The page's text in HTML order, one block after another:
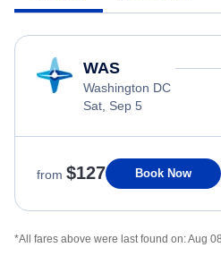
WAS
Washington DC
Sat, Sep 5
from $127 Book Now
*All fares above were last found on:Aug